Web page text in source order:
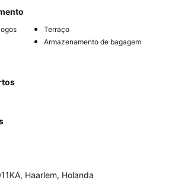
Terraço
Armazenamento de bagagem
Haarlem, Holanda